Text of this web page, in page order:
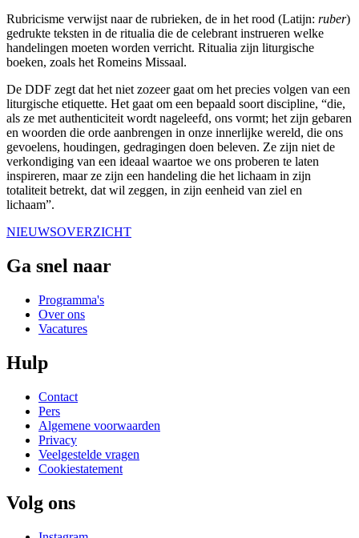
Rubricisme verwijst naar de rubrieken, de in het rood (Latijn: ruber)
gedrukte teksten in de ritualia die de celebrant instrueren welke
handelingen moeten worden verricht. Ritualia zijn liturgische
boeken, zoals het Romeins Missaal.
De DDF zegt dat het niet zozeer gaat om het precies volgen van een
liturgische etiquette. Het gaat om een bepaald soort discipline, “die,
als ze met authenticiteit wordt nageleefd, ons vormt; het zijn gebaren
en woorden die orde aanbrengen in onze innerlijke wereld, die ons
gevoelens, houdingen, gedragingen doen beleven. Ze zijn niet de
verkondiging van een ideaal waartoe we ons proberen te laten
inspireren, maar ze zijn een handeling die het lichaam in zijn
totaliteit betrekt, dat wil zeggen, in zijn eenheid van ziel en
lichaam”.
NIEUWSOVERZICHT
Ga snel naar
Programma's
Over ons
Vacatures
Hulp
Contact
Pers
Algemene voorwaarden
Privacy
Veelgestelde vragen
Cookiestatement
Volg ons